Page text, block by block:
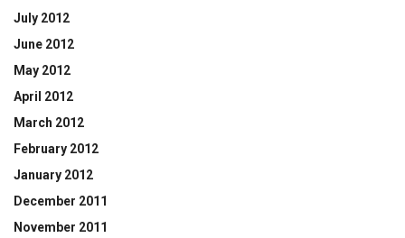
July 2012
June 2012
May 2012
April 2012
March 2012
February 2012
January 2012
December 2011
November 2011